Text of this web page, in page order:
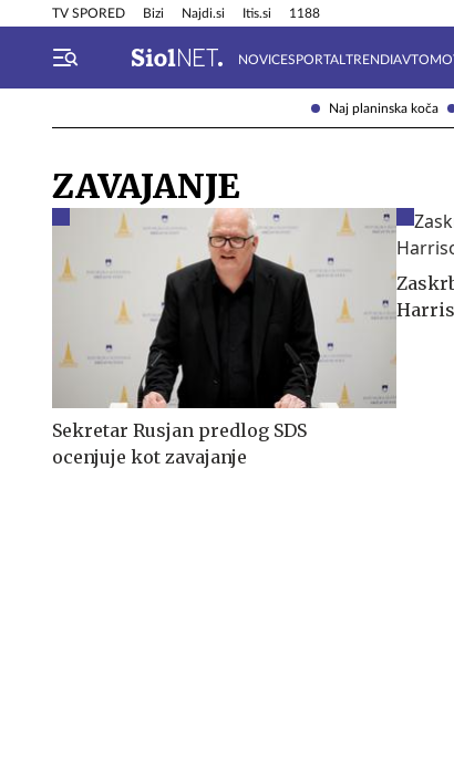
Naj planinska koča
TV SPORED Bizi Najdi.si Itis.si 1188
NOVICESPORTAL TRENDI
Info in obvestila Tehnik
ZAVAJANJE
Sekretar Rusjan predlog SDS
ocenjuje kot zavajanje